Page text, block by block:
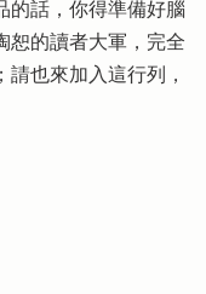
話，你得準備好腦
恕的讀者大軍，完全
也來加入這行列，